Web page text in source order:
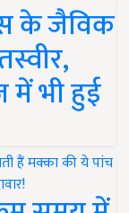
के जैविक
भी हुई